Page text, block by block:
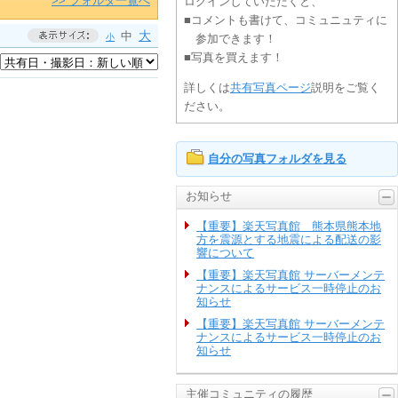
小 中 大
>>サイドメニューを非表示にする
■コメントも書けて、コミュニュティに
参加できます！
■写真を買えます！
詳しくは共有写真ページ説明をご覧く
ださい。
自分の写真フォルダを見る
お知らせ
【重要】楽天写真館 熊本県熊本地
方を震源とする地震による配送の影
響について
【重要】楽天写真館 サーバーメンテ
ナンスによるサービス一時停止のお
知らせ
【重要】楽天写真館 サーバーメンテ
ナンスによるサービス一時停止のお
知らせ
主催コミュニティの履歴